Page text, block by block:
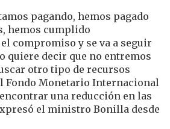
pagando, hemos pagado
hemos cumplido
compromiso y se va a seguir
quiere decir que no entremos
otro tipo de recursos
Fondo Monetario Internacional
una reducción en las
el ministro Bonilla desde